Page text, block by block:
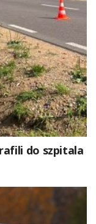
do szpitala